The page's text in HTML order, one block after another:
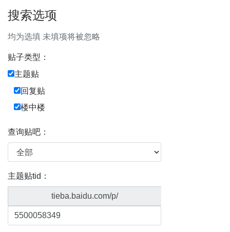
搜索选项
均为选填 未填项将被忽略
贴子类型：
主题贴
回复贴
楼中楼
查询贴吧：
主题贴tid：
tieba.baidu.com/p/